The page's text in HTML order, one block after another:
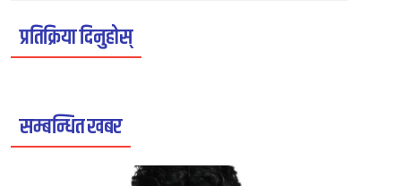
प्रतिक्रिया दिनुहोस्
सम्बन्धित खबर